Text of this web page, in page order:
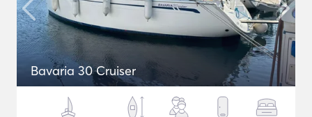
Bavaria 30 Cruiser